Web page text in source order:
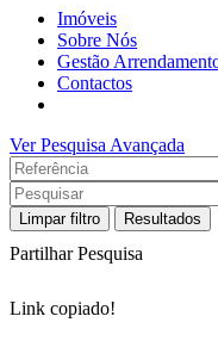
Imóveis
Sobre Nós
Gestão
Contactos
Ver Pesquisa Avançada
Limpar filtro Resultados
Partilhar Pesquisa
Link copiado!